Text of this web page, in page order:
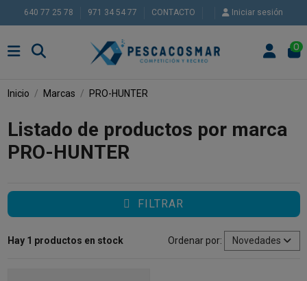
640 77 25 78 971 34 54 77 CONTACTO Iniciar sesión
0
Inicio Marcas PRO-HUNTER
Listado de productos por marca
PRO-HUNTER
FILTRAR
Hay 1 productos en stock Ordenar por: Novedades